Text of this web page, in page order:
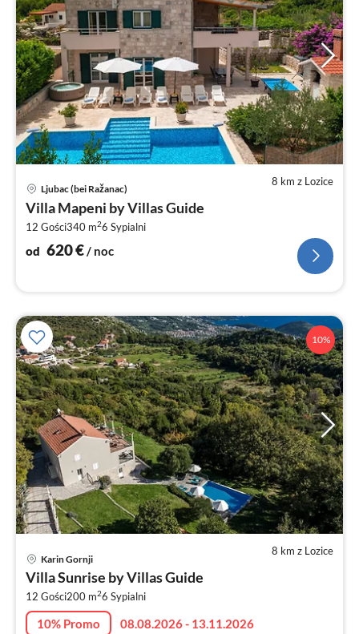
8 km z Lozice
Ljubac (bei Ražanac)
Villa Mapeni by Villas Guide
12 Gości340 m26 Sypialni
od 620€/ noc
10%
8 km z Lozice
Karin Gornji
Villa Sunrise by Villas Guide
12 Gości200 m26 Sypialni
10% Promo
08.08.2026 - 13.11.2026